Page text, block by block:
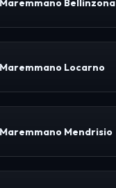
Locarno
Mendrisio